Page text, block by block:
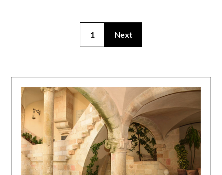
1 Next